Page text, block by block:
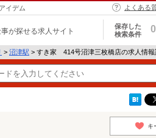
イデム よくある
が探せる求人サイト
保存した
検索条件
0
> 沼津駅 > すき家 414号沼津三枚橋店の求人情報
キ